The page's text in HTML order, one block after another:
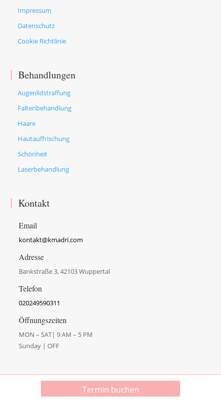
Impressum
Datenschutz
Cookie Richtlinie
Behandlungen
Augenlidstraffung
Faltenbehandlung
Haare
Hautauffrischung
Schönheit
Laserbehandlung
Kontakt
Email
kontakt@kmadri.com
Adresse
Bankstraße 3, 42103 Wuppertal
Telefon
020249590311
Öffnungszeiten
MON – SAT| 9 AM – 5 PM
Sunday | OFF
Termin buchen